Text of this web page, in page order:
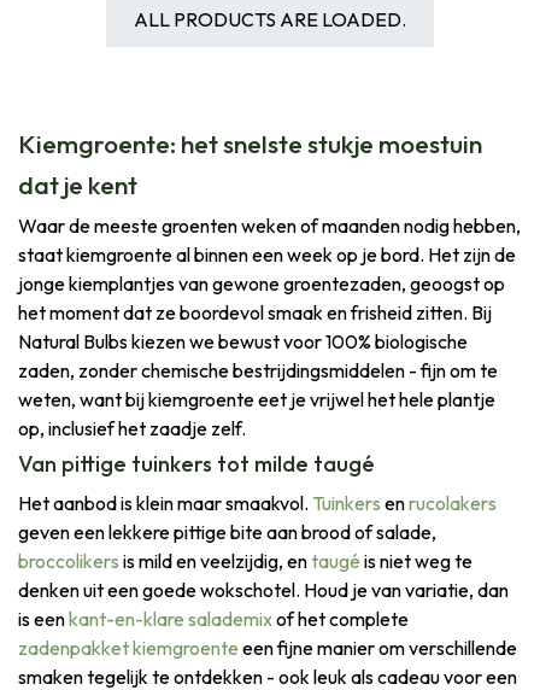
ALL PRODUCTS ARE LOADED.
Kiemgroente: het snelste stukje moestuin
dat je kent
Waar de meeste groenten weken of maanden nodig hebben,
staat kiemgroente al binnen een week op je bord. Het zijn de
jonge kiemplantjes van gewone groentezaden, geoogst op
het moment dat ze boordevol smaak en frisheid zitten. Bij
Natural Bulbs kiezen we bewust voor 100% biologische
zaden, zonder chemische bestrijdingsmiddelen - fijn om te
weten, want bij kiemgroente eet je vrijwel het hele plantje
op, inclusief het zaadje zelf.
Van pittige tuinkers tot milde taugé
Het aanbod is klein maar smaakvol. Tuinkers enrucolakers
geven een lekkere pittige bite aan brood of salade,
broccolikers is mild en veelzijdig, entaugé is niet weg te
denken uit een goede wokschotel. Houd je van variatie, dan
is eenkant-en-klare salademixof het complete
zadenpakket kiemgroente een fijne manier om verschillende
smaken tegelijk te ontdekken - ook leuk als cadeau voor een